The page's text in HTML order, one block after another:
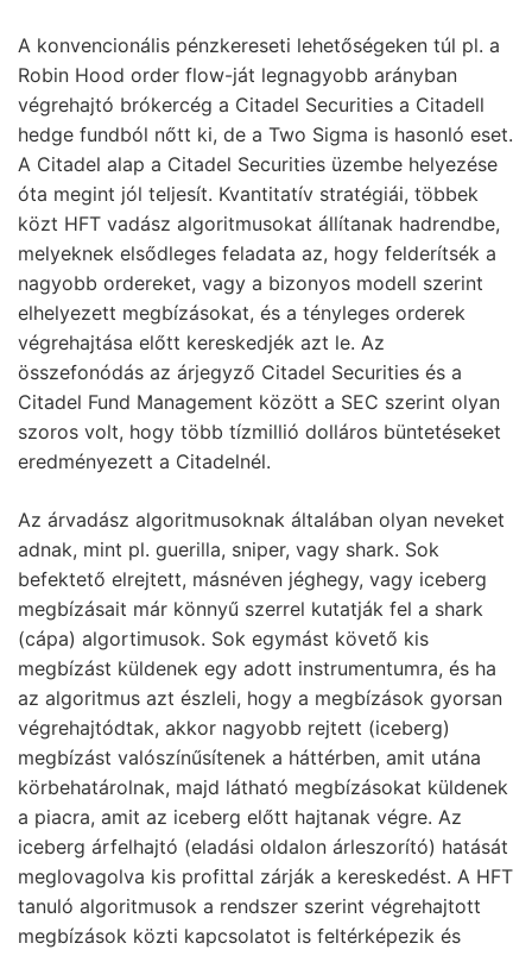
A konvencionális pénzkereseti lehetőségeken túl pl. a
Robin Hood order flow-ját legnagyobb arányban
végrehajtó brókercég a Citadel Securities a Citadell
hedge fundból nőtt ki, de a Two Sigma is hasonló eset.
A Citadel alap a Citadel Securities üzembe helyezése
óta megint jól teljesít. Kvantitatív stratégiái, többek
közt HFT vadász algoritmusokat állítanak hadrendbe,
melyeknek elsődleges feladata az, hogy felderítsék a
nagyobb ordereket, vagy a bizonyos modell szerint
elhelyezett megbízásokat, és a tényleges orderek
végrehajtása előtt kereskedjék azt le. Az
összefonódás az árjegyző Citadel Securities és a
Citadel Fund Management között a SEC szerint olyan
szoros volt, hogy több tízmillió dolláros büntetéseket
eredményezett a Citadelnél.
Az árvadász algoritmusoknak általában olyan neveket
adnak, mint pl. guerilla, sniper, vagy shark. Sok
befektető elrejtett, másnéven jéghegy, vagy iceberg
megbízásait már könnyű szerrel kutatják fel a shark
(cápa) algortimusok. Sok egymást követő kis
megbízást küldenek egy adott instrumentumra, és ha
az algoritmus azt észleli, hogy a megbízások gyorsan
végrehajtódtak, akkor nagyobb rejtett (iceberg)
megbízást valószínűsítenek a háttérben, amit utána
körbehatárolnak, majd látható megbízásokat küldenek
a piacra, amit az iceberg előtt hajtanak végre. Az
iceberg árfelhajtó (eladási oldalon árleszorító) hatását
meglovagolva kis profittal zárják a kereskedést. A HFT
tanuló algoritmusok a rendszer szerint végrehajtott
megbízások közti kapcsolatot is feltérképezik és